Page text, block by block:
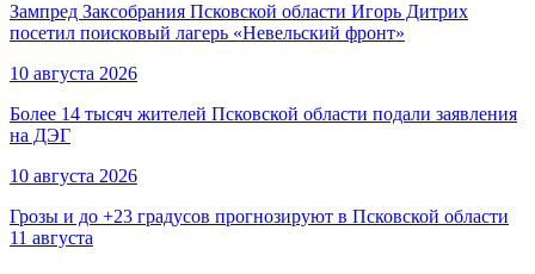
Зампред Заксобрания Псковской области Игорь Дитрих
посетил поисковый лагерь «Невельский фронт»
10 августа 2026
Более 14 тысяч жителей Псковской области подали заявления
на ДЭГ
10 августа 2026
Грозы и до +23 градусов прогнозируют в Псковской области
11 августа